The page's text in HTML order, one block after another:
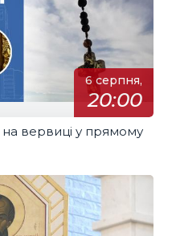
6 серпня,
20:00
вервиці у прямому